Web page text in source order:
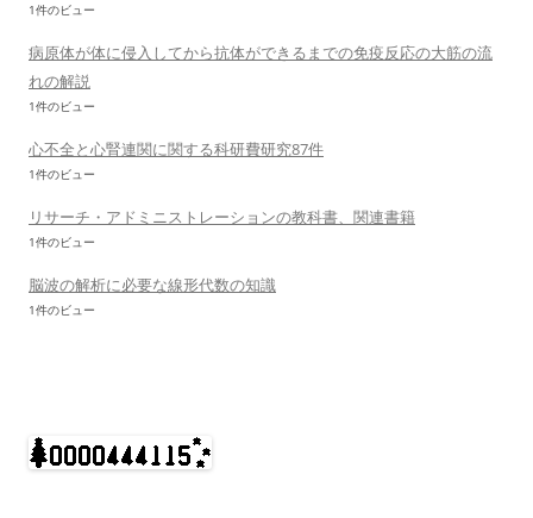
1件のビュー
病原体が体に侵入してから抗体ができるまでの免疫反応の大筋の流
れの解説
1件のビュー
心不全と心腎連関に関する科研費研究87件
1件のビュー
リサーチ・アドミニストレーションの教科書、関連書籍
1件のビュー
脳波の解析に必要な線形代数の知識
1件のビュー